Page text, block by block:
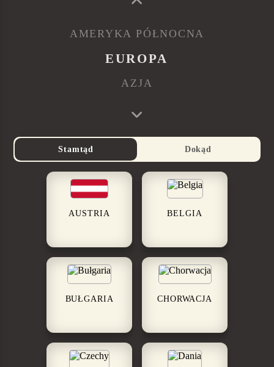
EUROPA
AZJA
AMERYKA PÓŁNOCNA
Stamtąd Dokąd
AUSTRIA BELGIA
BUŁGARIA CHORWACJA